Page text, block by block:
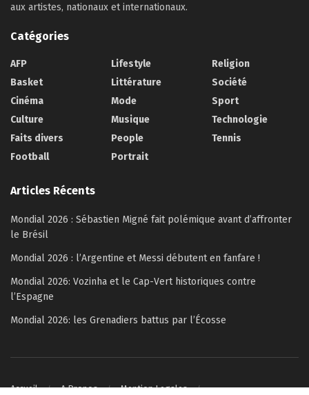
aux artistes, nationaux et internationaux.
Catégories
AFP
Basket
Cinéma
Culture
Faits divers
Football
Lifestyle
Littérature
Mode
Musique
People
Portrait
Religion
Société
Sport
Technologie
Tennis
Articles Récents
Mondial 2026 : Sébastien Migné fait polémique avant d’affronter
le Brésil
Mondial 2026 : l’Argentine et Messi débutent en fanfare !
Mondial 2026: Vozinha et le Cap-Vert historiques contre
l’Espagne
Mondial 2026: les Grenadiers battus par l’Écosse
Accueil A Propos Mention Legales